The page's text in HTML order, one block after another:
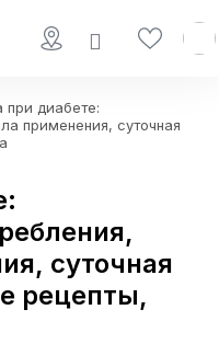
при диабете:
применения, суточная
суточная
рецепты,